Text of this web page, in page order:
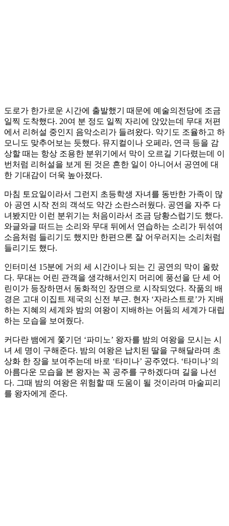
도로가 한가로운 시간에 출발했기 때문에 예술의전당에 조금
일찍 도착했다. 20여 분 정도 일찍 자리에 앉았는데 무대 저편
에서 리허설 중인지 음악소리가 들려왔다. 악기도 조율하고 하
모니도 맞추어보는 듯했다. 뮤지컬이나 오페라, 연극 등을 감
상할 때는 항상 조용한 분위기에서 막이 오르길 기다렸는데 이
번처럼 리허설을 보게 된 것은 흔한 일이 아니어서 공연에 대
한 기대감이 더욱 높아졌다.
마침 토요일이라서 그런지 초등학생 자녀를 동반한 가족이 많
아 공연 시작 전의 객석도 약간 소란스러웠다. 공연을 자주 다
녀봤지만 이런 분위기는 처음이라서 조금 당황스럽기도 했다.
와글와글 떠드는 소리와 무대 뒤에서 연습하는 소리가 뒤섞여
소음처럼 들리기도 했지만 한편으론 잘 어우러지는 소리처럼
들리기도 했다.
인터미션 15분에 거의 세 시간이나 되는 긴 공연의 막이 올랐
다. 무대는 어린 관객을 생각해서인지 머리에 풍선을 단 세 어
린이가 등장하면서 동화적인 장면으로 시작되었다. 작품의 배
경은 고대 이집트 제국의 신전 부근. 현자 ‘자라스트로’가 지배
하는 지혜의 세계와 밤의 여왕이 지배하는 어둠의 세계가 대립
하는 모습을 보여줬다.
커다란 뱀에게 쫓기던 ‘파미노’ 왕자를 밤의 여왕을 모시는 시
녀 세 명이 구해준다. 밤의 여왕은 납치된 딸을 구해달라며 초
상화 한 장을 보여주는데 바로 ‘타미나’ 공주였다. ‘타미나’의
아름다운 모습을 본 왕자는 꼭 공주를 구하겠다며 길을 나선
다. 그때 밤의 여왕은 위험할 때 도움이 될 것이라며 마술피리
를 왕자에게 준다.